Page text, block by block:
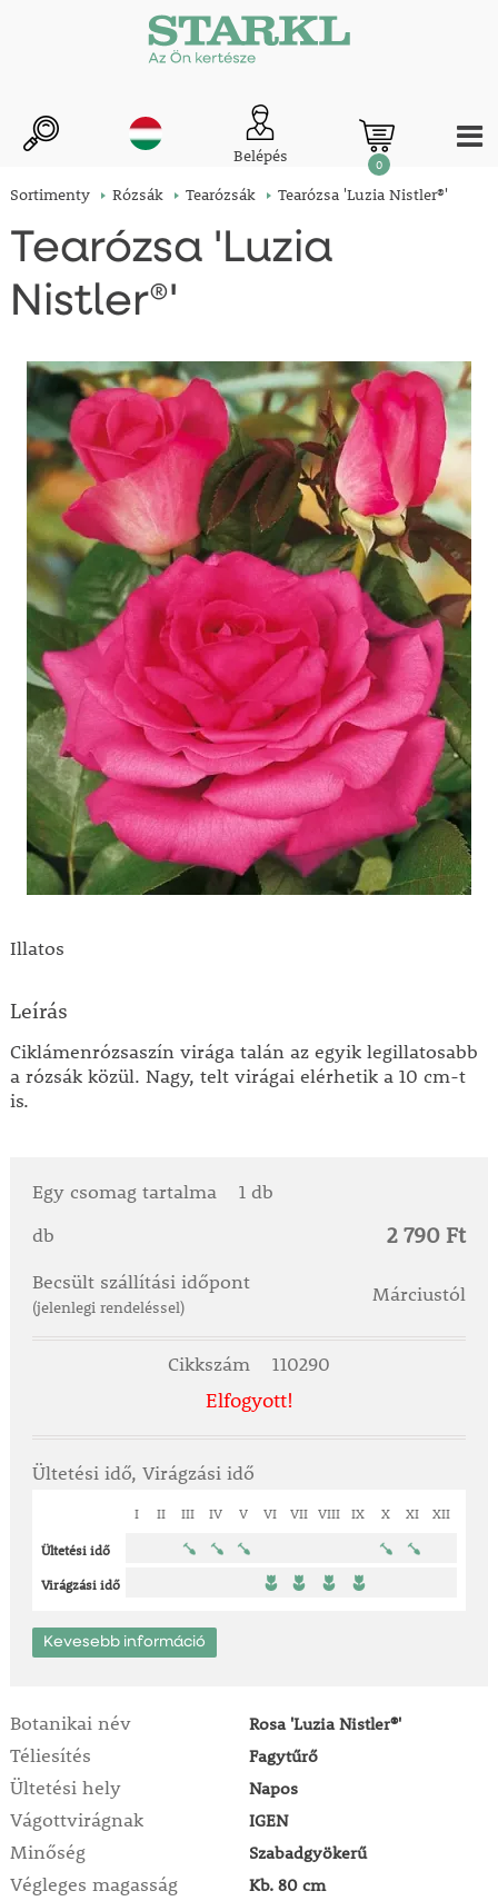
Belépés 0
Sortimenty Rózsák Tearózsák Tearózsa 'Luzia Nistler®'
Tearózsa 'Luzia
Nistler®'
Illatos
Leírás
Ciklámenrózsaszín virága talán az egyik legillatosabb
a rózsák közül. Nagy, telt virágai elérhetik a 10 cm-t
is.
Egy csomag tartalma
1 db
db
2 790 Ft
Becsült szállítási időpont
(jelenlegi rendeléssel)
Márciustól
Cikkszám 110290
Elfogyott!
Ültetési idő, Virágzási idő
I II III IV V VI VII VIII IX X XI XII
Ültetési idő
Virágzási idő
Kevesebb információ
Botanikai név Rosa 'Luzia Nistler®'
Téliesítés Fagytűrő
Ültetési hely Napos
Vágottvirágnak IGEN
Minőség Szabadgyökerű
Végleges magasság Kb. 80 cm